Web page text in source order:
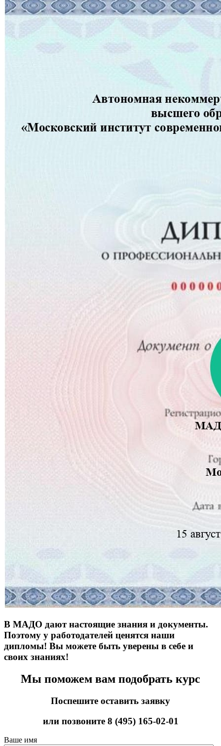
В МАДО дают настоящие знания и документы.
Поэтому у работодателей ценятся наши
дипломы! Вы можете быть уверены в себе и
своих знаниях!
Мы поможем вам подобрать курс
Поспешите оставить заявку
или позвоните 8 (495) 165-02-01
Ваше имя